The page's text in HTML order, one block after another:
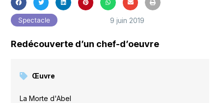
Spectacle 9 juin 2019
Redécouverte d’un chef-d’oeuvre
Œuvre
La Morte d'Abel